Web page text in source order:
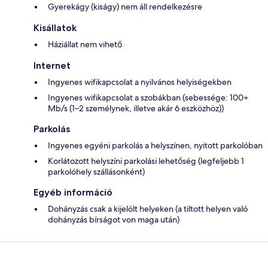
Gyerekágy (kiságy) nem áll rendelkezésre
Kisállatok
Háziállat nem vihető
Internet
Ingyenes wifikapcsolat a nyilvános helyiségekben
Ingyenes wifikapcsolat a szobákban (sebessége: 100+
Mb/s (1–2 személynek, illetve akár 6 eszközhöz))
Parkolás
Ingyenes egyéni parkolás a helyszínen, nyitott parkolóban
Korlátozott helyszíni parkolási lehetőség (legfeljebb 1
parkolóhely szállásonként)
Egyéb információ
Dohányzás csak a kijelölt helyeken (a tiltott helyen való
dohányzás bírságot von maga után)